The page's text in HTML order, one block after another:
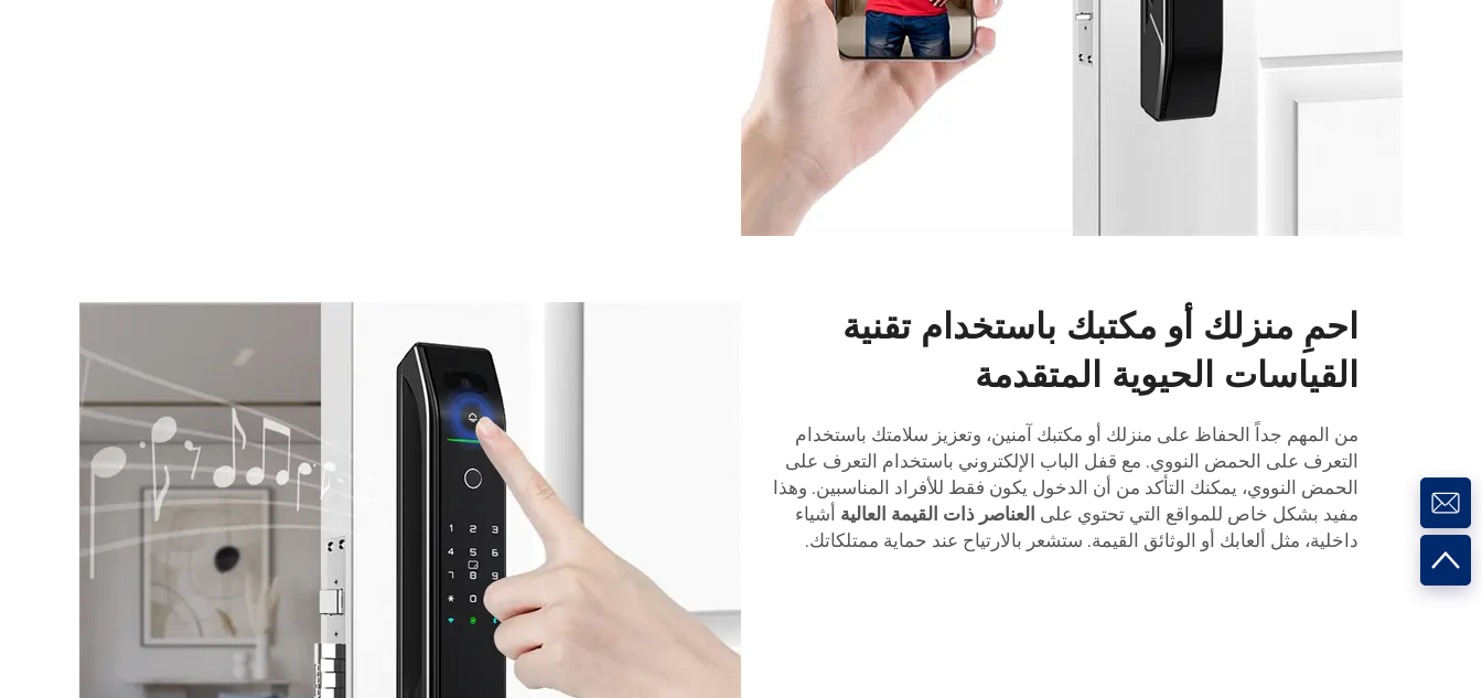
احمِ منزلك أو مكتبك باستخدام تقنية
القياسات الحيوية المتقدمة
من المهم جداً الحفاظ على منزلك أو مكتبك آمنين، وتعزيز سلامتك باستخدام
التعرف على الحمض النووي. مع قفل الباب الإلكتروني باستخدام التعرف على
الحمض النووي، يمكنك التأكد من أن الدخول يكون فقط للأفراد المناسبين. وهذا
مفيد بشكل خاص للمواقع التي تحتوي على العناصر ذات القيمة العالية أشياء
داخلية، مثل ألعابك أو الوثائق القيمة. ستشعر بالارتياح عند حماية ممتلكاتك.